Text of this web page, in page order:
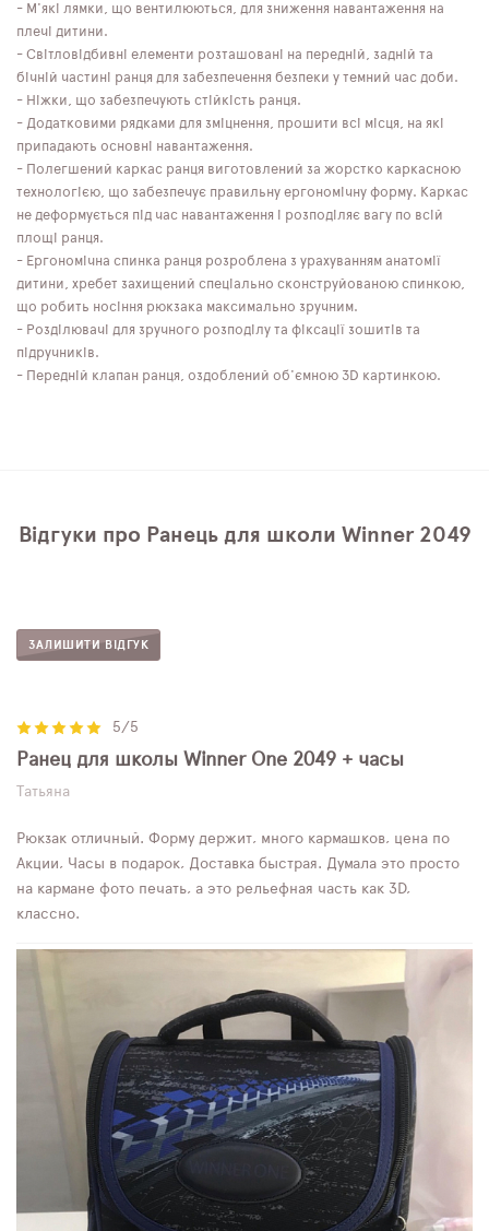
- М'які лямки, що вентилюються, для зниження навантаження на
плечі дитини.
- Світловідбивні елементи розташовані на передній, задній та
бічній частині ранця для забезпечення безпеки у темний час доби.
- Ніжки, що забезпечують стійкість ранця.
- Додатковими рядками для зміцнення, прошити всі місця, на які
припадають основні навантаження.
- Полегшений каркас ранця виготовлений за жорстко каркасною
технологією, що забезпечує правильну ергономічну форму. Каркас
не деформується під час навантаження і розподіляє вагу по всій
площі ранця.
- Ергономічна спинка ранця розроблена з урахуванням анатомії
дитини, хребет захищений спеціально сконструйованою спинкою,
що робить носіння рюкзака максимально зручним.
- Розділювачі для зручного розподілу та фіксації зошитів та
підручників.
- Передній клапан ранця, оздоблений об'ємною 3D картинкою.
Відгуки про Ранець для школи Winner 2049
ЗАЛИШИТИ ВІДГУК
5/5
Ранец для школы Winner One 2049 + часы
Татьяна
Рюкзак отличный. Форму держит, много кармашков, цена по
Акции, Часы в подарок, Доставка быстрая. Думала это просто
на кармане фото печать, а это рельефная часть как 3D,
классно.